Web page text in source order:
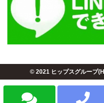
© 2021 ヒップスグループ